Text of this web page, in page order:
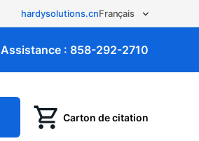
hardysolutions.cn
Assistance : 858-292-2710
Carton de citation